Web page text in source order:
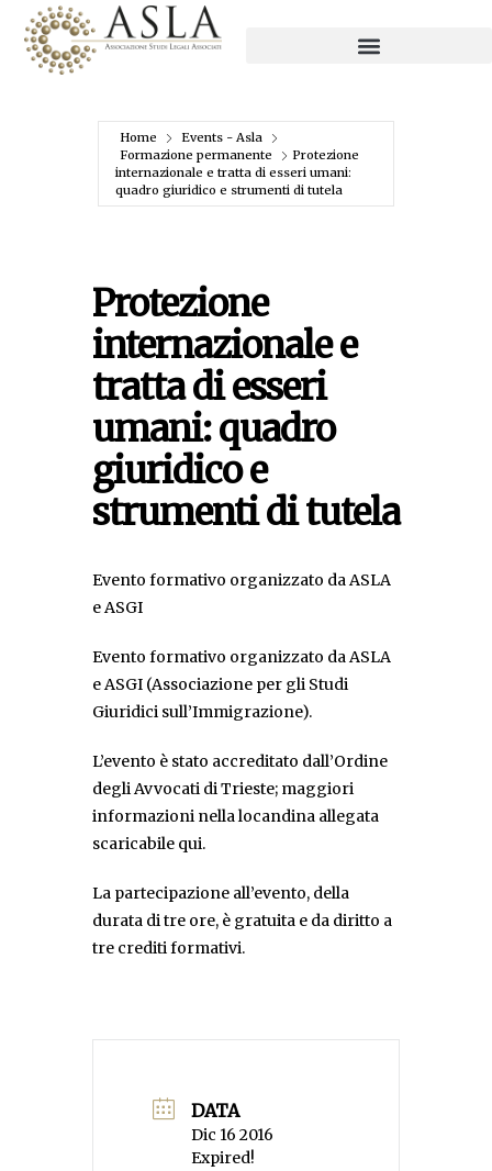
Home
Events - Asla
Formazione permanente
Protezione
internazionale e tratta di esseri umani:
quadro giuridico e strumenti di tutela
Protezione
internazionale e
tratta di esseri
umani: quadro
giuridico e
strumenti di tutela
Evento formativo organizzato da ASLA
e ASGI
Evento formativo organizzato da ASLA
e ASGI (Associazione per gli Studi
Giuridici sull’Immigrazione).
L’evento è stato accreditato dall’Ordine
degli Avvocati di Trieste; maggiori
informazioni nella locandina allegata
scaricabile qui.
La partecipazione all’evento, della
durata di tre ore, è gratuita e da diritto a
tre crediti formativi.
DATA
Dic 16 2016
Expired!